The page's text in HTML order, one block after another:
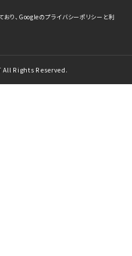
Rights Reserved.
おり、Googleのプライバシーポリシー と利